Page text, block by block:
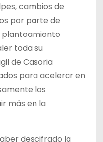
cambios de
por parte de
planteamiento
toda su
de Casoria
para acelerar en
los
más en la
descifrado la